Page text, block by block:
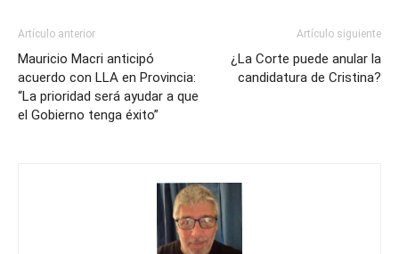
Artículo anterior
Mauricio Macri anticipó
acuerdo con LLA en Provincia:
“La prioridad será ayudar a que
el Gobierno tenga éxito”
Artículo siguiente
¿La Corte puede anular la
candidatura de Cristina?